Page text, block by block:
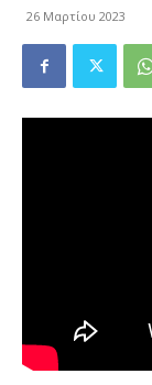
26 Μαρτίου 2023